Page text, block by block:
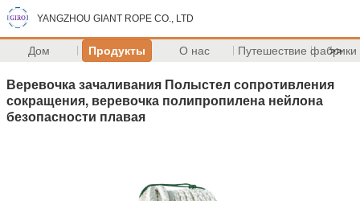
YANGZHOU GIANT ROPE CO., LTD
Дом Продукты О нас Путешествие фабрики
>>
Веревочка зачаливания Полыстел сопротивления
сокращения, веревочка полипропилена нейлона
безопасности плавая